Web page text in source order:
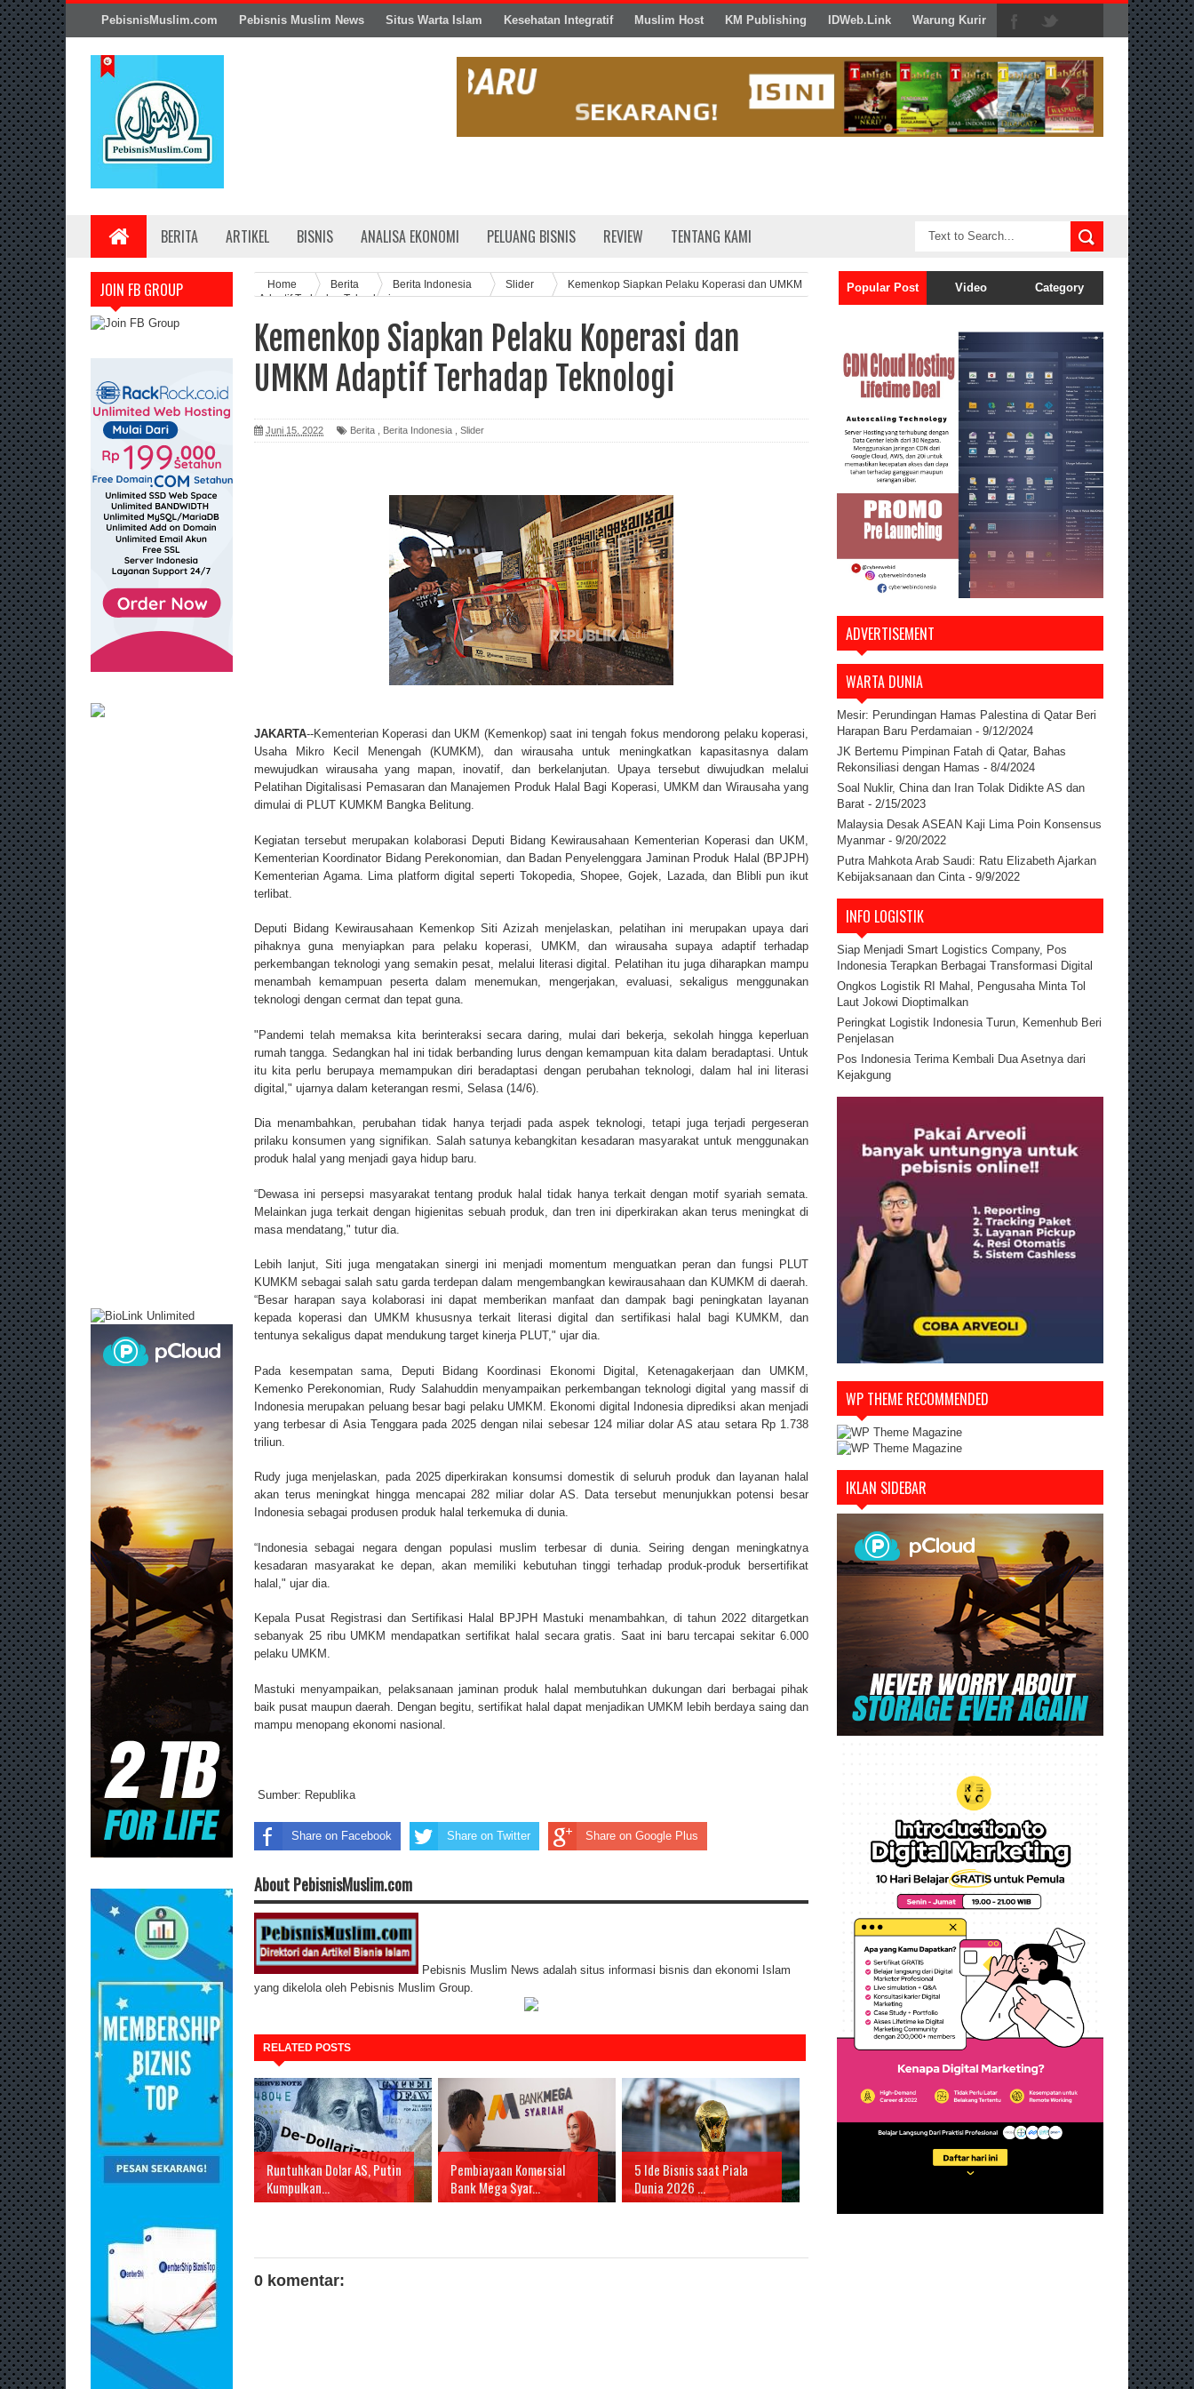
PebisnisMuslim.com Pebisnis Muslim News Situs Warta Islam Kesehatan Integratif Muslim Host KM Publishing IDWeb.Link Warung Kurir
BERITA ARTIKEL BISNIS ANALISA EKONOMI PELUANG BISNIS REVIEW TENTANG KAMI
JOIN FB GROUP Home Berita Berita Indonesia Slider
Kemenkop Siapkan Pelaku Koperasi dan UMKM
Adaptif Terhadap Teknologi
Kemenkop Siapkan Pelaku Koperasi dan
UMKM Adaptif Terhadap Teknologi
Juni 15, 2022 Berita Berita Indonesia Slider
JAKARTA--Kementerian Koperasi dan UKM (Kemenkop) saat ini tengah fokus mendorong pelaku koperasi,
Usaha Mikro Kecil Menengah (KUMKM), dan wirausaha untuk meningkatkan kapasitasnya dalam
mewujudkan wirausaha yang mapan, inovatif, dan berkelanjutan. Upaya tersebut diwujudkan melalui
Pelatihan Digitalisasi Pemasaran dan Manajemen Produk Halal Bagi Koperasi, UMKM dan Wirausaha yang
dimulai di PLUT KUMKM Bangka Belitung.
Kegiatan tersebut merupakan kolaborasi Deputi Bidang Kewirausahaan Kementerian Koperasi dan UKM,
Kementerian Koordinator Bidang Perekonomian, dan Badan Penyelenggara Jaminan Produk Halal (BPJPH)
Kementerian Agama. Lima platform digital seperti Tokopedia, Shopee, Gojek, Lazada, dan Blibli pun ikut
terlibat.
Deputi Bidang Kewirausahaan Kemenkop Siti Azizah menjelaskan, pelatihan ini merupakan upaya dari
pihaknya guna menyiapkan para pelaku koperasi, UMKM, dan wirausaha supaya adaptif terhadap
perkembangan teknologi yang semakin pesat, melalui literasi digital. Pelatihan itu juga diharapkan mampu
menambah kemampuan peserta dalam menemukan, mengerjakan, evaluasi, sekaligus menggunakan
teknologi dengan cermat dan tepat guna.
"Pandemi telah memaksa kita berinteraksi secara daring, mulai dari bekerja, sekolah hingga keperluan
rumah tangga. Sedangkan hal ini tidak berbanding lurus dengan kemampuan kita dalam beradaptasi. Untuk
itu kita perlu berupaya memampukan diri beradaptasi dengan perubahan teknologi, dalam hal ini literasi
digital," ujarnya dalam keterangan resmi, Selasa (14/6).
Dia menambahkan, perubahan tidak hanya terjadi pada aspek teknologi, tetapi juga terjadi pergeseran
prilaku konsumen yang signifikan. Salah satunya kebangkitan kesadaran masyarakat untuk menggunakan
produk halal yang menjadi gaya hidup baru.
“Dewasa ini persepsi masyarakat tentang produk halal tidak hanya terkait dengan motif syariah semata.
Melainkan juga terkait dengan higienitas sebuah produk, dan tren ini diperkirakan akan terus meningkat di
masa mendatang," tutur dia.
Lebih lanjut, Siti juga mengatakan sinergi ini menjadi momentum menguatkan peran dan fungsi PLUT
KUMKM sebagai salah satu garda terdepan dalam mengembangkan kewirausahaan dan KUMKM di daerah.
“Besar harapan saya kolaborasi ini dapat memberikan manfaat dan dampak bagi peningkatan layanan
kepada koperasi dan UMKM khususnya terkait literasi digital dan sertifikasi halal bagi KUMKM, dan
tentunya sekaligus dapat mendukung target kinerja PLUT," ujar dia.
Pada kesempatan sama, Deputi Bidang Koordinasi Ekonomi Digital, Ketenagakerjaan dan UMKM,
Kemenko Perekonomian, Rudy Salahuddin menyampaikan perkembangan teknologi digital yang massif di
Indonesia merupakan peluang besar bagi pelaku UMKM. Ekonomi digital Indonesia diprediksi akan menjadi
yang terbesar di Asia Tenggara pada 2025 dengan nilai sebesar 124 miliar dolar AS atau setara Rp 1.738
triliun.
Rudy juga menjelaskan, pada 2025 diperkirakan konsumsi domestik di seluruh produk dan layanan halal
akan terus meningkat hingga mencapai 282 miliar dolar AS. Data tersebut menunjukkan potensi besar
Indonesia sebagai produsen produk halal terkemuka di dunia.
“Indonesia sebagai negara dengan populasi muslim terbesar di dunia. Seiring dengan meningkatnya
kesadaran masyarakat ke depan, akan memiliki kebutuhan tinggi terhadap produk-produk bersertifikat
halal," ujar dia.
Kepala Pusat Registrasi dan Sertifikasi Halal BPJPH Mastuki menambahkan, di tahun 2022 ditargetkan
sebanyak 25 ribu UMKM mendapatkan sertifikat halal secara gratis. Saat ini baru tercapai sekitar 6.000
pelaku UMKM.
Mastuki menyampaikan, pelaksanaan jaminan produk halal membutuhkan dukungan dari berbagai pihak
baik pusat maupun daerah. Dengan begitu, sertifikat halal dapat menjadikan UMKM lebih berdaya saing dan
mampu menopang ekonomi nasional.
Sumber: Republika
Share on Facebook Share on Twitter Share on Google Plus
About PebisnisMuslim.com
Pebisnis Muslim News adalah situs informasi bisnis dan ekonomi Islam
yang dikelola oleh Pebisnis Muslim Group.
RELATED POSTS
Runtuhkan Dolar AS, Putin
Kumpulkan...
Pembiayaan Komersial
Bank Mega Syar...
5 Ide Bisnis saat Piala
Dunia 2026 ...
0 komentar:
Popular Post Video Category
ADVERTISEMENT
WARTA DUNIA
Mesir: Perundingan Hamas Palestina di Qatar Beri
Harapan Baru Perdamaian - 9/12/2024
JK Bertemu Pimpinan Fatah di Qatar, Bahas
Rekonsiliasi dengan Hamas - 8/4/2024
Soal Nuklir, China dan Iran Tolak Didikte AS dan
Barat - 2/15/2023
Malaysia Desak ASEAN Kaji Lima Poin Konsensus
Myanmar - 9/20/2022
Putra Mahkota Arab Saudi: Ratu Elizabeth Ajarkan
Kebijaksanaan dan Cinta - 9/9/2022
INFO LOGISTIK
Siap Menjadi Smart Logistics Company, Pos
Indonesia Terapkan Berbagai Transformasi Digital
Ongkos Logistik RI Mahal, Pengusaha Minta Tol
Laut Jokowi Dioptimalkan
Peringkat Logistik Indonesia Turun, Kemenhub Beri
Penjelasan
Pos Indonesia Terima Kembali Dua Asetnya dari
Kejakgung
WP THEME RECOMMENDED
IKLAN SIDEBAR